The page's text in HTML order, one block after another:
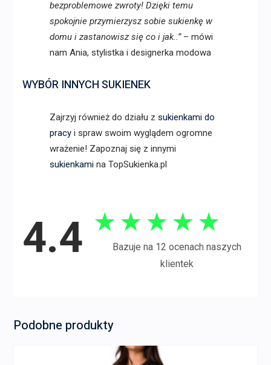
bezproblemowe zwroty! Dzięki temu
spokojnie przymierzysz sobie sukienkę w
domu i zastanowisz się co i jak..”– mówi
nam Ania, stylistka i designerka modowa
WYBÓR INNYCH SUKIENEK
Zajrzyj również do działu z sukienkami do
pracyi spraw swoim wyglądem ogromne
wrażenie! Zapoznaj się z innymi
sukienkamina TopSukienka.pl
4.4 ★ ★ ★ ★ ★
Bazuje na 12 ocenach naszych
klientek
Podobne produkty